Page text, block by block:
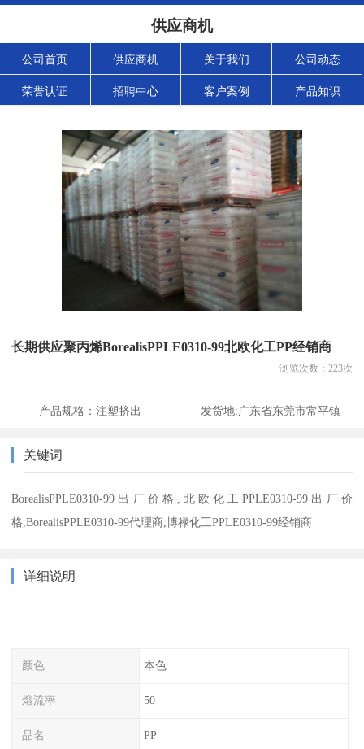
供应商机
公司首页 供应商机 关于我们 公司动态
荣誉认证 招聘中心 客户案例 产品知识
长期供应聚丙烯BorealisPPLE0310-99北欧化工PP经销商
浏览次数： 223次
产品规格： 注塑挤出 发货地:广东省东莞市常平镇
关键词
BorealisPPLE0310-99出厂价格,北欧化工PPLE0310-99出厂价
格,BorealisPPLE0310-99代理商,博禄化工PPLE0310-99经销商
详细说明
颜色 本色
熔流率 50
品名 PP